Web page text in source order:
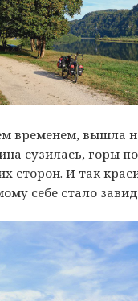
временем, вышла
сузилась, горы
сторон. И так
себе стало